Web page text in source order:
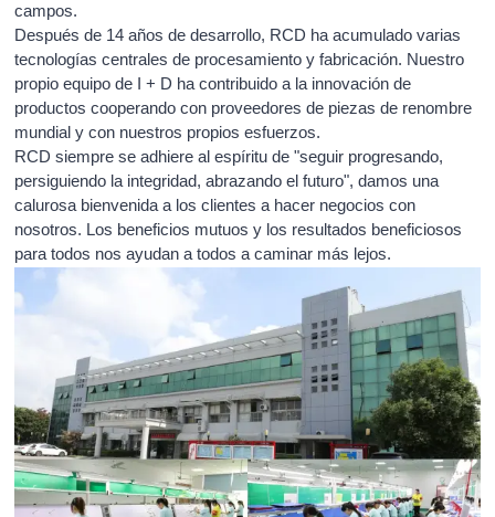
campos.
Después de 14 años de desarrollo, RCD ha acumulado varias
tecnologías centrales de procesamiento y fabricación. Nuestro
propio equipo de I + D ha contribuido a la innovación de
productos cooperando con proveedores de piezas de renombre
mundial y con nuestros propios esfuerzos.
RCD siempre se adhiere al espíritu de "seguir progresando,
persiguiendo la integridad, abrazando el futuro", damos una
calurosa bienvenida a los clientes a hacer negocios con
nosotros. Los beneficios mutuos y los resultados beneficiosos
para todos nos ayudan a todos a caminar más lejos.